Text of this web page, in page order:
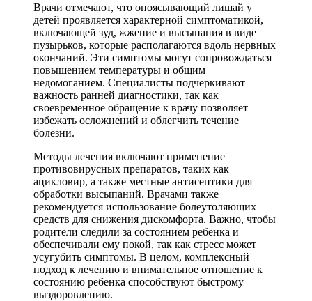
Врачи отмечают, что опоясывающий лишай у
детей проявляется характерной симптоматикой,
включающей зуд, жжение и высыпания в виде
пузырьков, которые располагаются вдоль нервных
окончаний. Эти симптомы могут сопровождаться
повышением температуры и общим
недомоганием. Специалисты подчеркивают
важность ранней диагностики, так как
своевременное обращение к врачу позволяет
избежать осложнений и облегчить течение
болезни.
Методы лечения включают применение
противовирусных препаратов, таких как
ацикловир, а также местные антисептики для
обработки высыпаний. Врачами также
рекомендуется использование болеутоляющих
средств для снижения дискомфорта. Важно, чтобы
родители следили за состоянием ребенка и
обеспечивали ему покой, так как стресс может
усугубить симптомы. В целом, комплексный
подход к лечению и внимательное отношение к
состоянию ребенка способствуют быстрому
выздоровлению.